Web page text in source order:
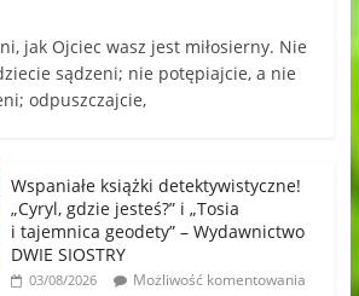
jak Ojciec wasz jest miłosierny. Nie
sądzeni; nie potępiajcie, a nie
odpuszczajcie,
Wspaniałe książki detektywistyczne!
„Cyryl, gdzie jesteś?” i „Tosia
i tajemnica geodety” – Wydawnictwo
DWIE SIOSTRY
03/08/2026
Możliwość komentowania